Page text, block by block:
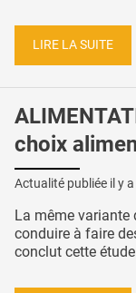
LIRE LA SUITE
choix
Actualité publiée il y a
La même variante
conduire à faire
conclut cette